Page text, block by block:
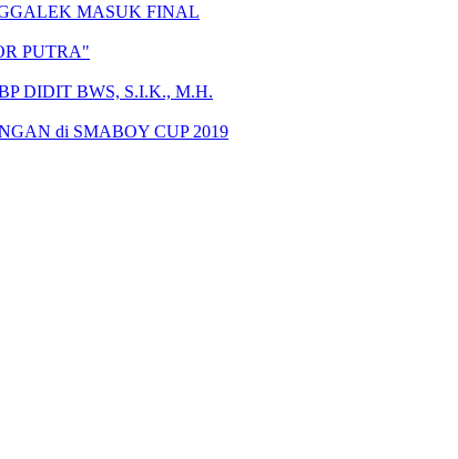
MASUK FINAL
PUTRA"
DIDIT BWS, S.I.K., M.H.
di SMABOY CUP 2019